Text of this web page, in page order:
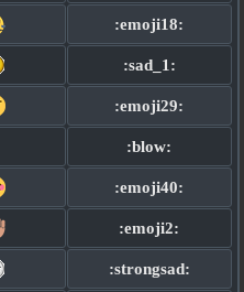
:emoji18:
:sad_1:
:emoji29:
:blow:
:emoji40:
:emoji2:
:strongsad: